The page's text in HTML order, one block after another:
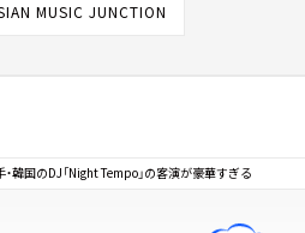
MUSIC JUNCTION
韓国のDJ「Night Tempo」の客演が豪華すぎる